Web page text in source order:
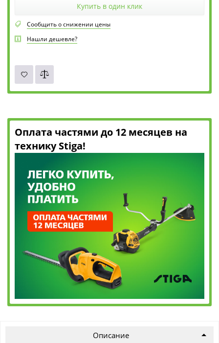
Купить в один клик
Сообщить о снижении цены
Нашли дешевле?
Оплата частями до 12 месяцев на
технику Stiga!
Описание